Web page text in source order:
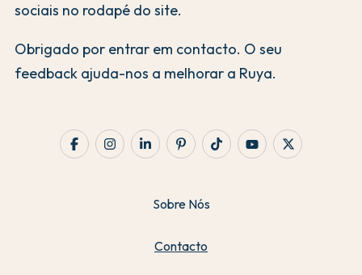
sociais no rodapé do site.
Obrigado por entrar em contacto. O seu
feedback ajuda-nos a melhorar a Ruya.
Sobre Nós
Contacto